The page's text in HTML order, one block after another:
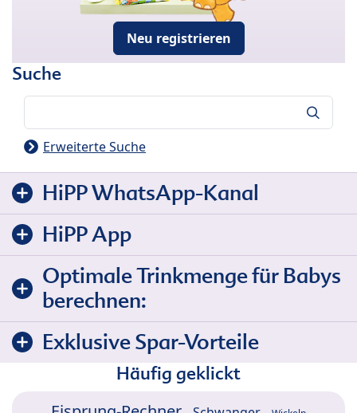
Neu registrieren
Suche
Erweiterte Suche
HiPP WhatsApp-Kanal
HiPP App
Optimale Trinkmenge für Babys
berechnen:
Exklusive Spar-Vorteile
Häufig geklickt